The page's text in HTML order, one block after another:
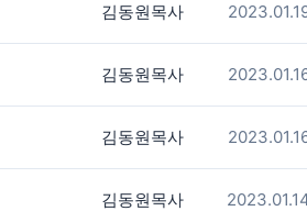
김동원목사
김동원목사
김동원목사
김동원목사